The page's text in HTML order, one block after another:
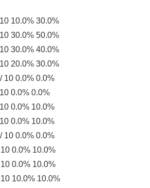
10.0% 30.0%
30.0% 50.0%
30.0% 40.0%
20.0% 30.0%
10 0.0% 0.0%
0.0% 0.0%
0.0% 10.0%
0.0% 10.0%
10 0.0% 0.0%
0.0% 10.0%
0.0% 10.0%
10.0% 10.0%